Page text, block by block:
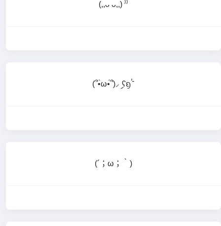
(,,ᴗ ᴗ,,) ⁾⁾
(՞•̀ω•́՞)⸝ި ʕᦏ⌎
(⁠´⁠；⁠ω⁠；⁠｀⁠)